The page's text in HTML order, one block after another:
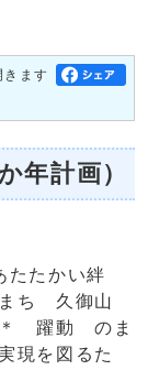
きます
年計画）
たたかい絆
まち 久御山
躍動 のま
現を図るた